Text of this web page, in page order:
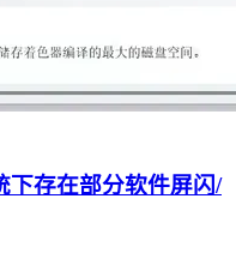
下存在部分软件屏闪/